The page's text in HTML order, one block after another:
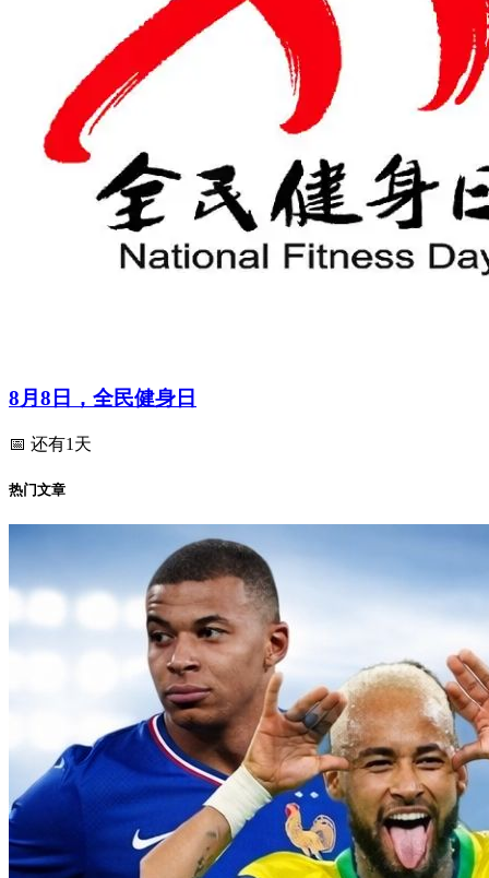
8月8日，全民健身日
📅 还有1天
热门文章